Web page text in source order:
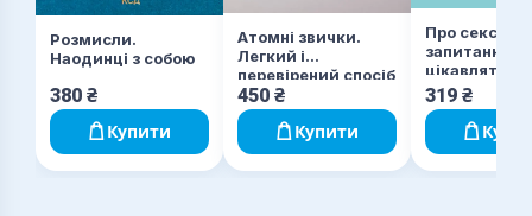
Розмисли.
Наодинці з собою
380 ₴
Купити
Атомні звички.
Легкий і
перевірений спосіб
набути корисних
звичок і позбутися
звичок шкідливих
450 ₴
Купити
Про секс та
запитання,
цікавлять
підлітків. З
одного
319 ₴